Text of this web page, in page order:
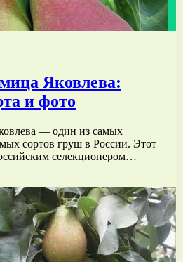
Яковлева:
и фото
— один из самых
сортов груш в России. Этот
селекционером…